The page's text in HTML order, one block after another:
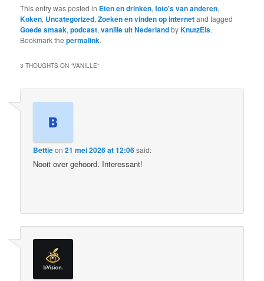
This entry was posted in Eten en drinken,foto's van anderen,
Koken, Uncategorized,Zoeken en vinden op internetand tagged
Goede smaak,podcast,vanille uit NederlandbyKnutzEls.
Bookmark thepermalink.
3 THOUGHTS ON “VANILLE”
Bettieon21 mei 2026 at 12:06said:
Nooit over gehoord. Interessant!